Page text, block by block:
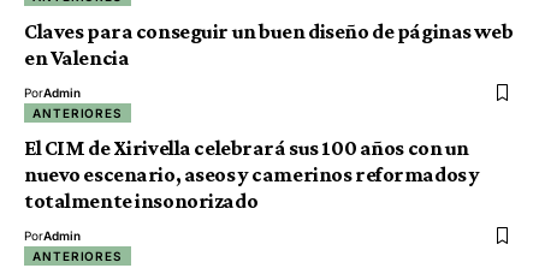
Claves para conseguir un buen diseño de páginas web
en Valencia
PorAdmin
ANTERIORES
El CIM de Xirivella celebrará sus 100 años con un
nuevo escenario, aseos y camerinos reformados y
totalmente insonorizado
PorAdmin
ANTERIORES